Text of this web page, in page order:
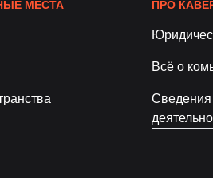
МЕСТА ПРО
Всё о